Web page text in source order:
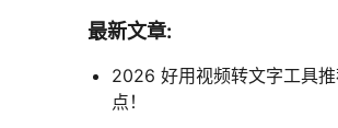
最新文章:
2026 好用视频转文字工具
点！